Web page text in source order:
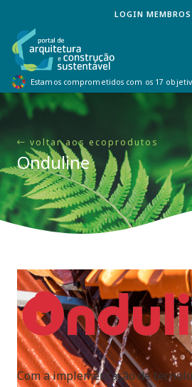
LOGIN MEMBROS
Estamos comprometidos com os 17
voltar aos ecoprodutos
Onduline
Com a implementação de